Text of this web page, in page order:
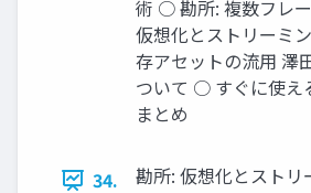
術 ○ 勘所: 複数フレ
仮想化とストリーミ
存アセットの流用 澤
ついて ○ すぐに使え
まとめ
34.
勘所: 仮想化とストリ